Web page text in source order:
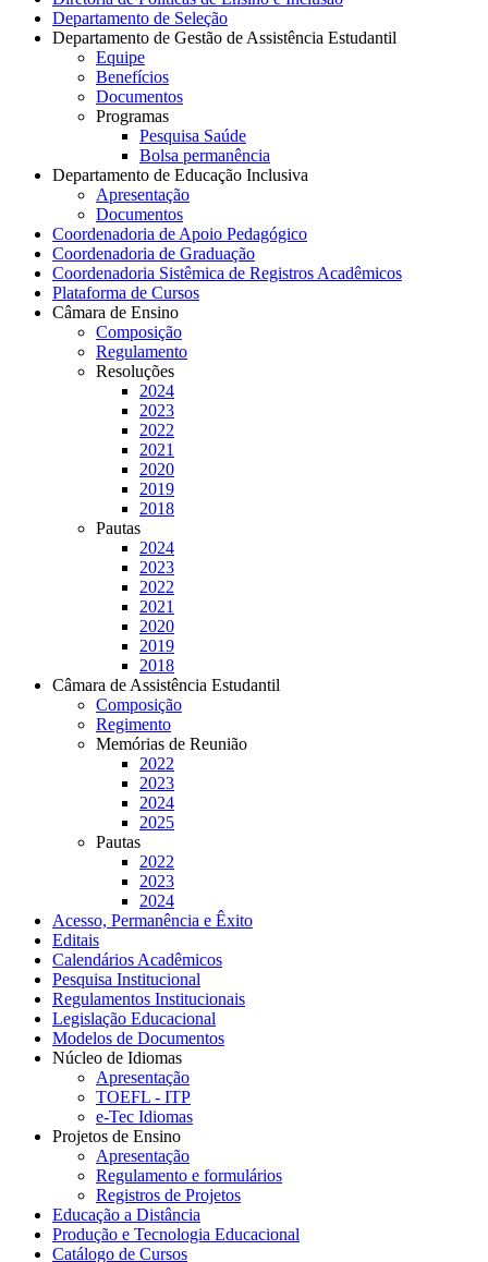
Departamento de Seleção
Departamento de Gestão de Assistência Estudantil
Equipe
Benefícios
Documentos
Programas
Pesquisa Saúde
Bolsa permanência
Departamento de Educação Inclusiva
Apresentação
Documentos
Coordenadoria de Apoio Pedagógico
Coordenadoria de Graduação
Coordenadoria Sistêmica de Registros Acadêmicos
Plataforma de Cursos
Câmara de Ensino
Composição
Regulamento
Resoluções
2024
2023
2022
2021
2020
2019
2018
Pautas
2024
2023
2022
2021
2020
2019
2018
Câmara de Assistência Estudantil
Composição
Regimento
Memórias de Reunião
2022
2023
2024
2025
Pautas
2022
2023
2024
Acesso, Permanência e Êxito
Editais
Calendários Acadêmicos
Pesquisa Institucional
Regulamentos Institucionais
Legislação Educacional
Modelos de Documentos
Núcleo de Idiomas
Apresentação
TOEFL - ITP
e-Tec Idiomas
Projetos de Ensino
Apresentação
Regulamento e formulários
Registros de Projetos
Educação a Distância
Produção e Tecnologia Educacional
Catálogo de Cursos